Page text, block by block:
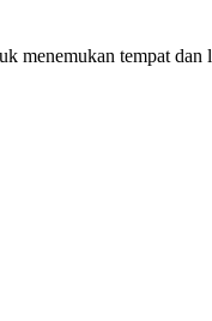
menemukan tempat dan